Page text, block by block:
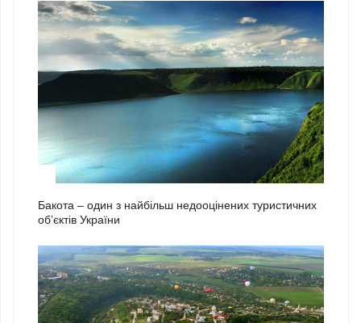
Бакота – один з найбільш недооцінених туристичних
об’єктів України